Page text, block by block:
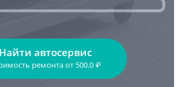
Найти автосервис
ремонтаот 500.0 ₽